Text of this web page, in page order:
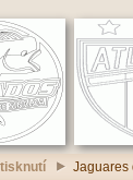
Jaguares